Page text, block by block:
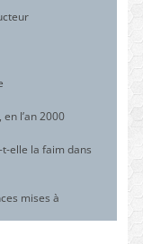
l’an 2000
elle la faim dans
mises à